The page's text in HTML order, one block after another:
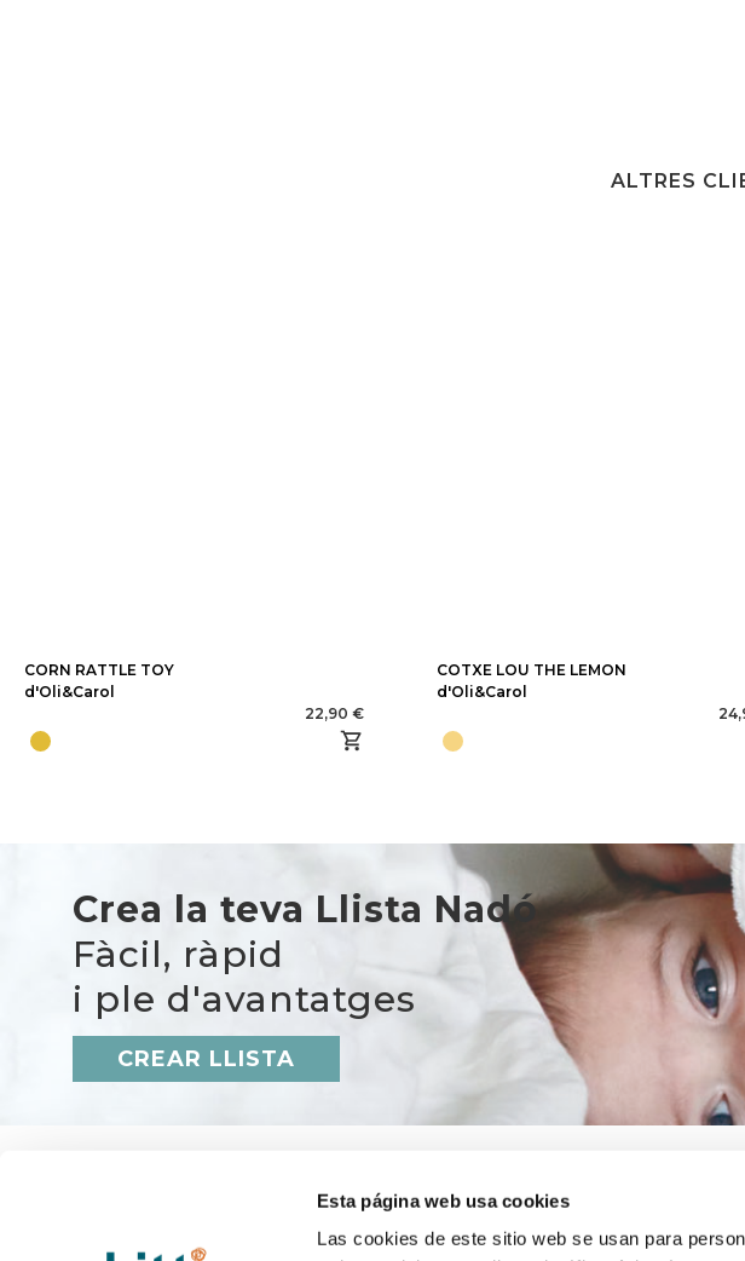
Esta página web usa cookies
Las cookies de este sitio web se usan para
ALTRES
CORN RATTLE TOY
d'Oli&Carol
22,90 €
COTXE LOU THE LEMON
d'Oli&Carol
Crea la teva Llista Nadó
Fàcil, ràpid
i ple d'avantatges
CREAR LLISTA